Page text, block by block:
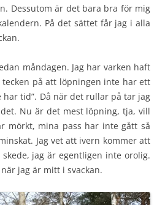
Dessutom är det bara bra för mig
På det sättet får jag i alla
måndagen. Jag har varken haft
på att löpningen inte har ett
har tid”. Då när det rullar på tar jag
Nu är det mest löpning, tja, vill
mörkt, mina pass har inte gått så
Jag vet att ivern kommer att
jag är egentligen inte orolig.
jag är mitt i svackan.